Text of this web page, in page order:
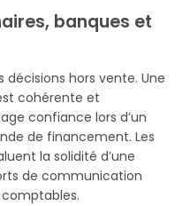
banques et
décisions hors vente. Une
cohérente et
confiance lors d’un
de financement. Les
la solidité d’une
de communication